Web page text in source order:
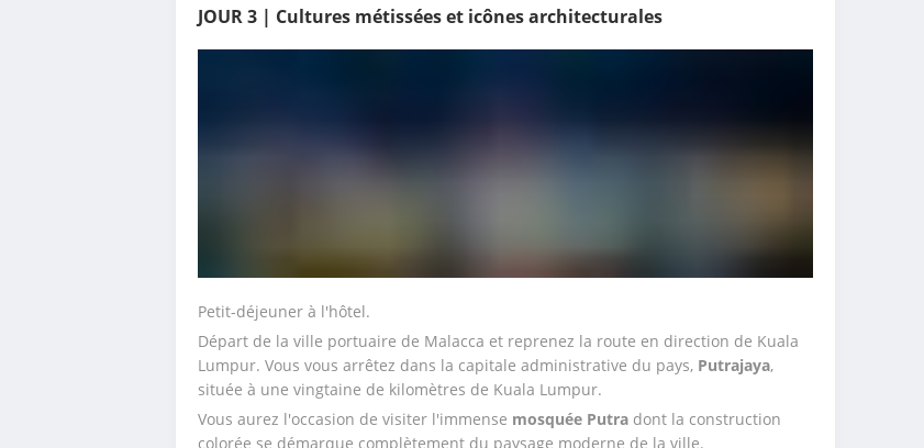
JOUR 3 | Cultures métissées et icônes architecturales
Petit-déjeuner à l'hôtel.
Départ de la ville portuaire de Malacca et reprenez la route en direction de Kuala
Lumpur. Vous vous arrêtez dans la capitale administrative du pays, Putrajaya,
située à une vingtaine de kilomètres de Kuala Lumpur.
Vous aurez l'occasion de visiter l'immense mosquée Putra dont la construction
colorée se démarque complètement du paysage moderne de la ville.